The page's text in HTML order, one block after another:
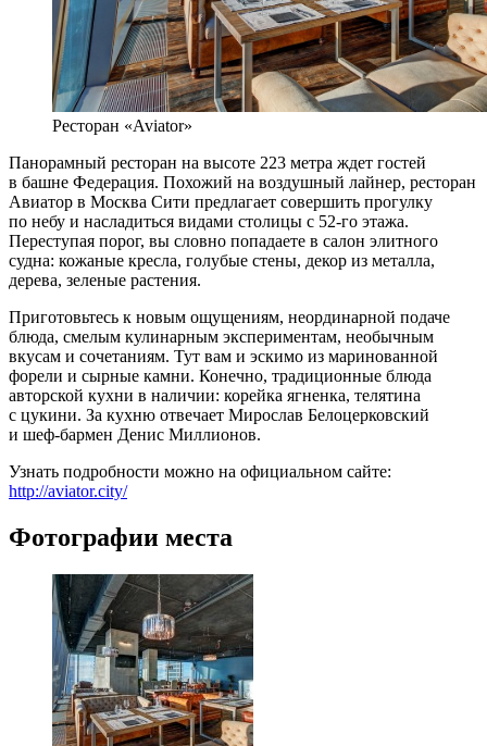
Ресторан «Aviator»
Панорамный ресторан на высоте 223 метра ждет гостей
в башне Федерация. Похожий на воздушный лайнер, ресторан
Авиатор в Москва Сити предлагает совершить прогулку
по небу и насладиться видами столицы с 52-го этажа.
Переступая порог, вы словно попадаете в салон элитного
судна: кожаные кресла, голубые стены, декор из металла,
дерева, зеленые растения.
Приготовьтесь к новым ощущениям, неординарной подаче
блюда, смелым кулинарным экспериментам, необычным
вкусам и сочетаниям. Тут вам и эскимо из маринованной
форели и сырные камни. Конечно, традиционные блюда
авторской кухни в наличии: корейка ягненка, телятина
с цукини. За кухню отвечает Мирослав Белоцерковский
и шеф-бармен Денис Миллионов.
Узнать подробности можно на официальном сайте:
http://aviator.city/
Фотографии места